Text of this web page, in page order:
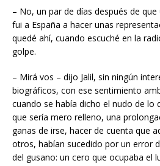
– No, un par de días después de
fui a España a hacer unas
quedé ahí, cuando escuché en la
golpe.
– Mirá vos – dijo Jalil, sin ningún
biográficos, con ese sentimiento
cuando se había dicho el nudo de lo
que sería mero relleno, una
ganas de irse, hacer de cuenta que
otros, habían sucedido por un error
del gusano: un cero que ocupaba el